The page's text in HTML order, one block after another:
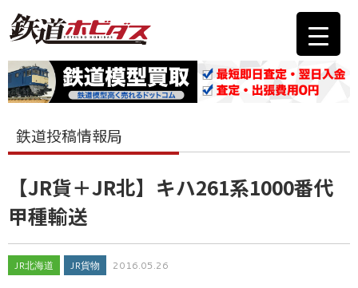
鉄道投稿情報局
【JR貨＋JR北】キハ261系1000番代
甲種輸送
JR北海道 JR貨物 2016.05.26